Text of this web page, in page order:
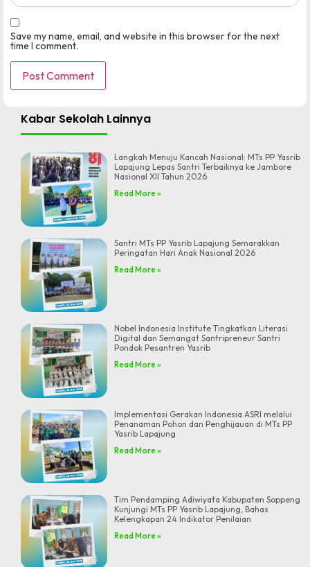
Save my name, email, and website in this browser for the next
time I comment.
Kabar Sekolah Lainnya
Langkah Menuju Kancah Nasional: MTs PP Yasrib
Lapajung Lepas Santri Terbaiknya ke Jambore
Nasional XII Tahun 2026
Read More »
Santri MTs PP Yasrib Lapajung Semarakkan
Peringatan Hari Anak Nasional 2026
Read More »
Nobel Indonesia Institute Tingkatkan Literasi
Digital dan Semangat Santripreneur Santri
Pondok Pesantren Yasrib
Read More »
Implementasi Gerakan Indonesia ASRI melalui
Penanaman Pohon dan Penghijauan di MTs PP
Yasrib Lapajung
Read More »
Tim Pendamping Adiwiyata Kabupaten Soppeng
Kunjungi MTs PP Yasrib Lapajung, Bahas
Kelengkapan 24 Indikator Penilaian
Read More »